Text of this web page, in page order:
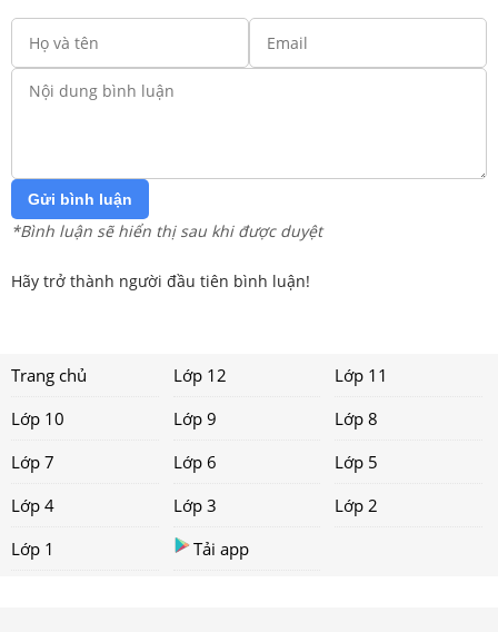
Gửi bình luận
*Bình luận sẽ hiển thị sau khi được duyệt
Hãy trở thành người đầu tiên bình luận!
Trang chủ Lớp 12
Lớp 11
Lớp 10
Lớp 9
Lớp 8
Lớp 7
Lớp 6
Lớp 5
Lớp 4
Lớp 3
Lớp 2
Lớp 1
Tải app